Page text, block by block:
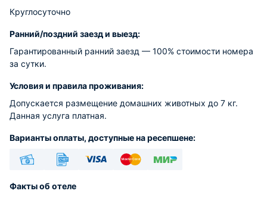
Круглосуточно
Ранний/поздний заезд и выезд:
Гарантированный ранний заезд — 100% стоимости номера
за сутки.
Условия и правила проживания:
Допускается размещение домашних животных до 7 кг.
Данная услуга платная.
Варианты оплаты, доступные на ресепшене:
Факты об отеле